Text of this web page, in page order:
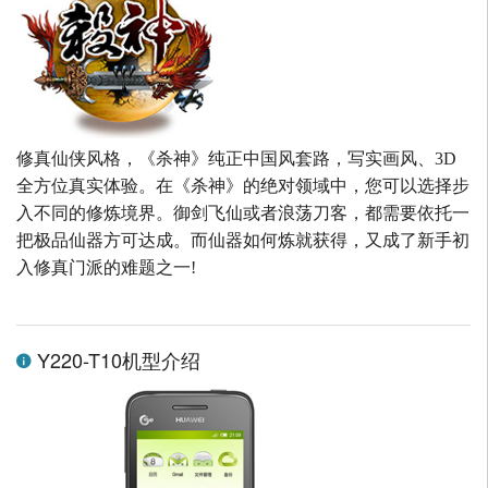
修真仙侠风格，《杀神》纯正中国风套路，写实画风、3D
全方位真实体验。在《杀神》的绝对领域中，您可以选择步
入不同的修炼境界。御剑飞仙或者浪荡刀客，都需要依托一
把极品仙器方可达成。而仙器如何炼就获得，又成了新手初
入修真门派的难题之一!
Y220-T10机型介绍